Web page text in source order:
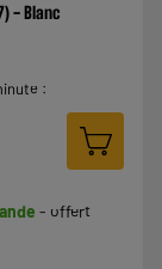
- Blanc
:
- offert